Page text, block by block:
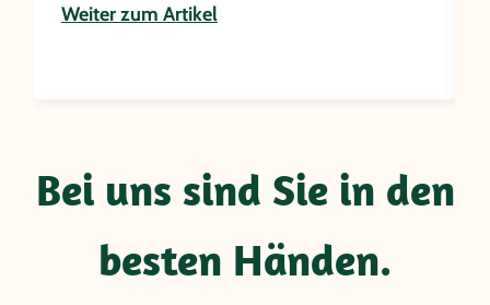
Weiter zum Artikel
Bei uns sind Sie in den
besten Händen.